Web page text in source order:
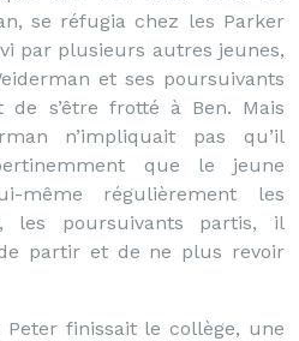
se réfugia chez les Parker
par plusieurs autres jeunes,
et ses poursuivants
s’être frotté à Ben. Mais
n’impliquait pas qu’il
que le jeune
même régulièrement les
les poursuivants partis, il
partir et de ne plus revoir
finissait le collège, une